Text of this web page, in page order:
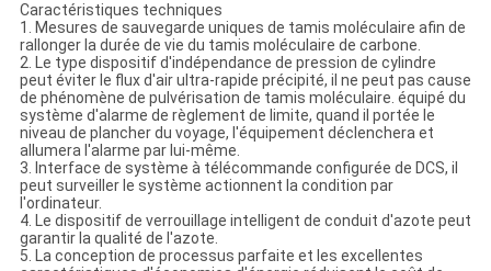
Caractéristiques techniques
1. Mesures de sauvegarde uniques de tamis moléculaire afin de
rallonger la durée de vie du tamis moléculaire de carbone.
2. Le type dispositif d'indépendance de pression de cylindre
peut éviter le flux d'air ultra-rapide précipité, il ne peut pas cause
de phénomène de pulvérisation de tamis moléculaire. équipé du
système d'alarme de règlement de limite, quand il portée le
niveau de plancher du voyage, l'équipement déclenchera et
allumera l'alarme par lui-même.
3. Interface de système à télécommande configurée de DCS, il
peut surveiller le système actionnent la condition par
l'ordinateur.
4. Le dispositif de verrouillage intelligent de conduit d'azote peut
garantir la qualité de l'azote.
5. La conception de processus parfaite et les excellentes